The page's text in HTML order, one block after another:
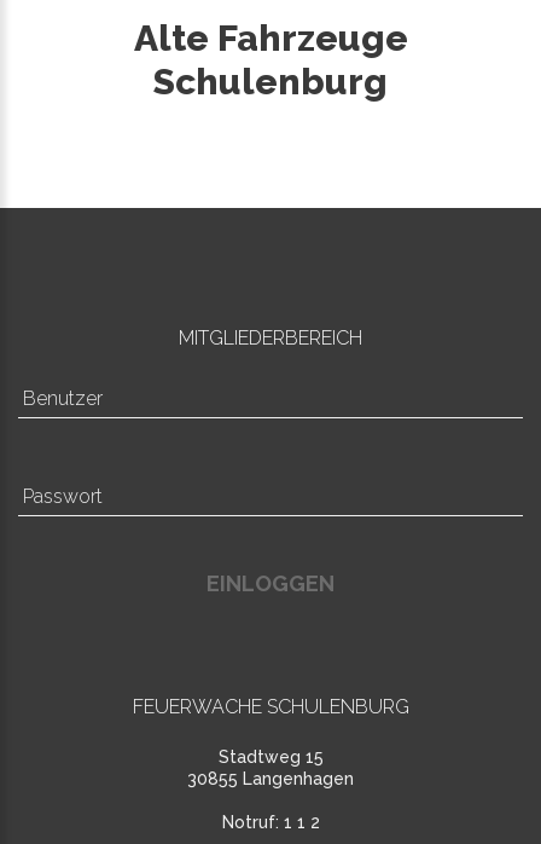
Alte Fahrzeuge
Schulenburg
MITGLIEDERBEREICH
EINLOGGEN
FEUERWACHE SCHULENBURG
Stadtweg 15
30855 Langenhagen
Notruf: 1 1 2